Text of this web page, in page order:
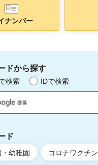
ナンバー
ドから探す
検索 IDで検索
ト内検索
ド
幼稚園 コロナワクチン